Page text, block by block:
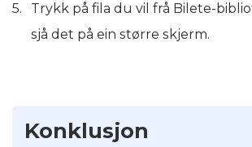
Trykk på fila du vil frå Bilete-
sjå det på ein større skjerm.
Konklusjon